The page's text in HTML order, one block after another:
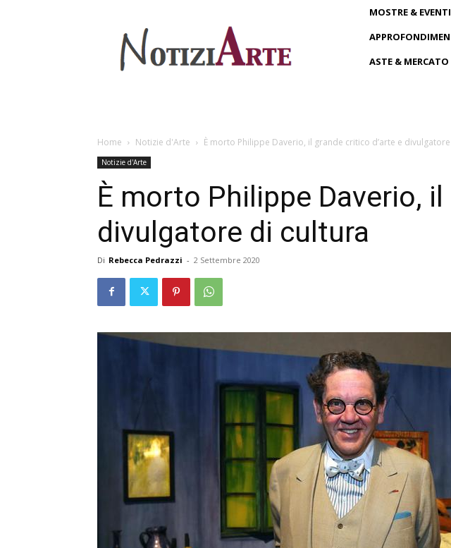
MOSTRE & EVENTI
ASTE & MERCATO
Home Notizie d'Arte È morto Philippe Daverio, il grande critico d’arte e
Notizie d'Arte
È morto Philippe Daverio,
divulgatore di cultura
Di Rebecca Pedrazzi - 2 Settembre 2020